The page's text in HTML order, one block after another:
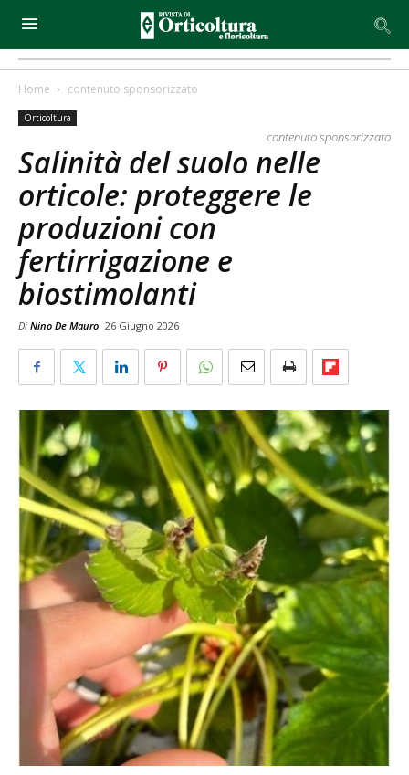
Home contenuto sponsorizzato
Orticoltura
contenuto sponsorizzato
Salinità del suolo nelle
orticole: proteggere le
produzioni con
fertirrigazione e
biostimolanti
Di Nino De Mauro 26 Giugno 2026